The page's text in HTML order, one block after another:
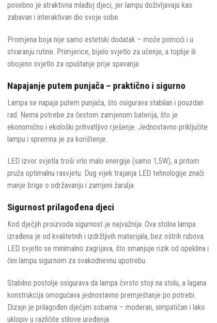
posebno je atraktivna mlađoj djeci, jer lampu doživljavaju kao
zabavan i interaktivan dio svoje sobe.
Promjena boja nije samo estetski dodatak – može pomoći i u
stvaranju rutine. Primjerice, bijelo svjetlo za učenje, a toplije ili
obojeno svjetlo za opuštanje prije spavanja.
Napajanje putem punjača – praktično i sigurno
Lampa se napaja putem punjača, što osigurava stabilan i pouzdan
rad. Nema potrebe za čestom zamjenom baterija, što je
ekonomično i ekološki prihvatljivo rješenje. Jednostavno priključite
lampu i spremna je za korištenje.
LED izvor svjetla troši vrlo malo energije (samo 1,5W), a pritom
pruža optimalnu rasvjetu. Dug vijek trajanja LED tehnologije znači
manje brige o održavanju i zamjeni žarulja.
Sigurnost prilagođena djeci
Kod dječjih proizvoda sigurnost je najvažnija. Ova stolna lampa
izrađena je od kvalitetnih i izdržljivih materijala, bez oštrih rubova.
LED svjetlo se minimalno zagrijava, što smanjuje rizik od opeklina i
čini lampu sigurnom za svakodnevnu upotrebu.
Stabilno postolje osigurava da lampa čvrsto stoji na stolu, a lagana
konstrukcija omogućava jednostavno premještanje po potrebi.
Dizajn je prilagođen dječjim sobama – moderan, simpatičan i lako
uklopiv u različite stilove uređenja.